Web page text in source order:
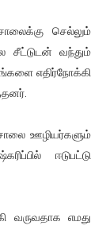
செல்லும்
சீட்டுடன் வந்தும்
எதிர்நோக்கி
ஊழியர்களும்
ஈடுபட்டு
வருவதாக எமது